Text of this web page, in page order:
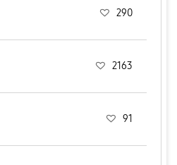
290
2163
91